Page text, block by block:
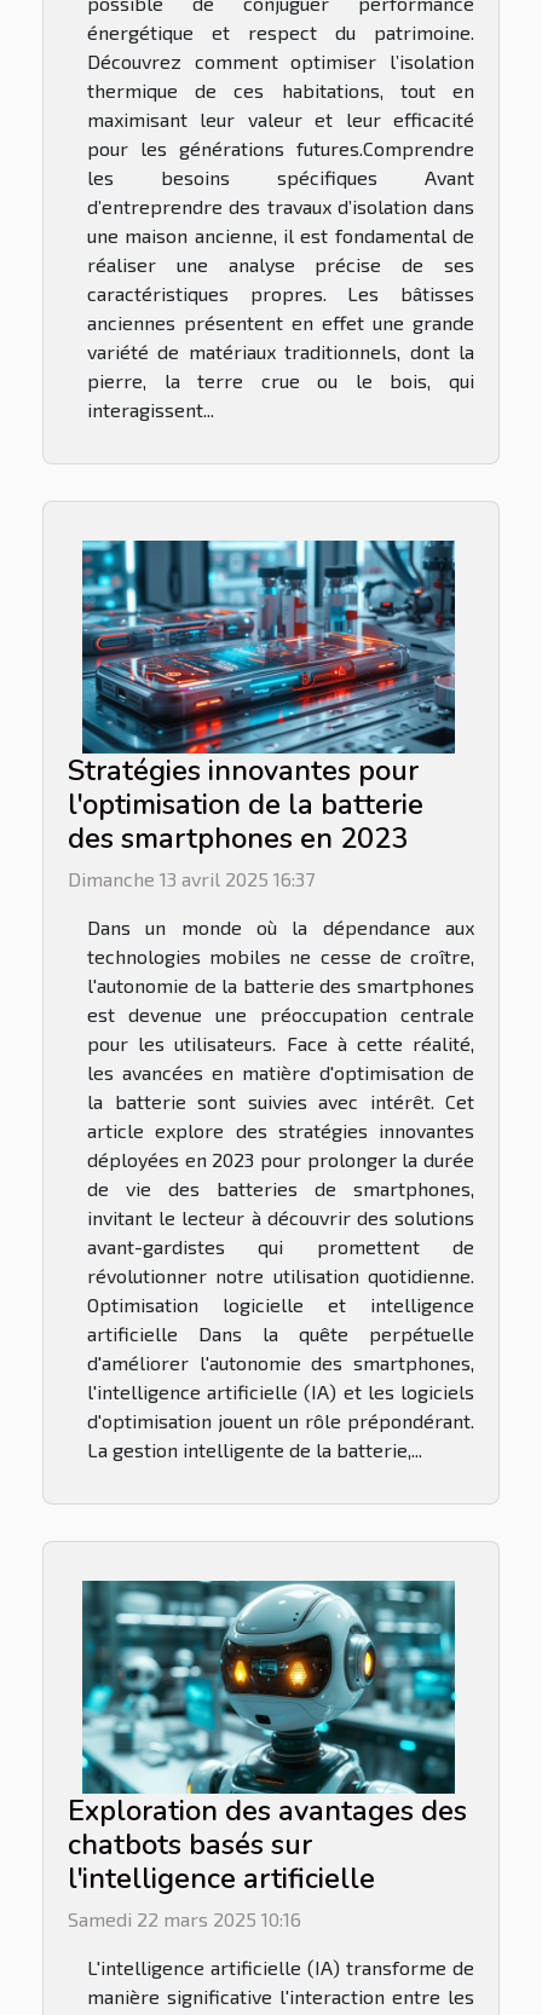
énergétique et respect du patrimoine.
Découvrez comment optimiser l’isolation
thermique de ces habitations, tout en
maximisant leur valeur et leur efficacité
pour les générations futures.Comprendre
les besoins spécifiques Avant
d’entreprendre des travaux d’isolation dans
une maison ancienne, il est fondamental de
réaliser une analyse précise de ses
caractéristiques propres. Les bâtisses
anciennes présentent en effet une grande
variété de matériaux traditionnels, dont la
pierre, la terre crue ou le bois, qui
interagissent...
Stratégies innovantes pour
l'optimisation de la batterie
des smartphones en 2023
Dimanche 13 avril 2025 16:37
Dans un monde où la dépendance aux
technologies mobiles ne cesse de croître,
l'autonomie de la batterie des smartphones
est devenue une préoccupation centrale
pour les utilisateurs. Face à cette réalité,
les avancées en matière d'optimisation de
la batterie sont suivies avec intérêt. Cet
article explore des stratégies innovantes
déployées en 2023 pour prolonger la durée
de vie des batteries de smartphones,
invitant le lecteur à découvrir des solutions
avant-gardistes qui promettent de
révolutionner notre utilisation quotidienne.
Optimisation logicielle et intelligence
artificielle Dans la quête perpétuelle
d'améliorer l'autonomie des smartphones,
l'intelligence artificielle (IA) et les logiciels
d'optimisation jouent un rôle prépondérant.
La gestion intelligente de la batterie,...
Exploration des avantages des
chatbots basés sur
l'intelligence artificielle
Samedi 22 mars 2025 10:16
L'intelligence artificielle (IA) transforme de
manière significative l'interaction entre les